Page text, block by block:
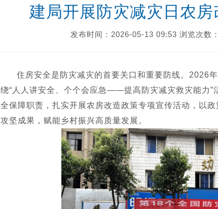
建局开展防灾减灾日农
发布时间：2026-05-13 09:53 浏览次数
住房安全是防灾减灾的首要关口和重要防线。2026
绕“人人讲安全、个个会应急——提高防灾减灾救灾能力”
全保障职责，扎实开展农房改造政策专项宣传活动，以
攻坚成果，赋能乡村振兴高质量发展。